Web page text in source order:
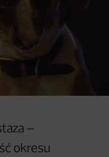
–
okresu